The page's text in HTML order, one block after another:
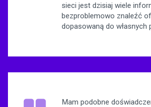
sieci jest dzisiaj wiele
bezproblemowo znaleźć
dopasowaną do własnych
Mam podobne